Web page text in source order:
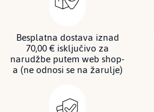
Besplatna dostava iznad
70,00 € isključivo za
narudžbe putem web shop-
a (ne odnosi se na žarulje)